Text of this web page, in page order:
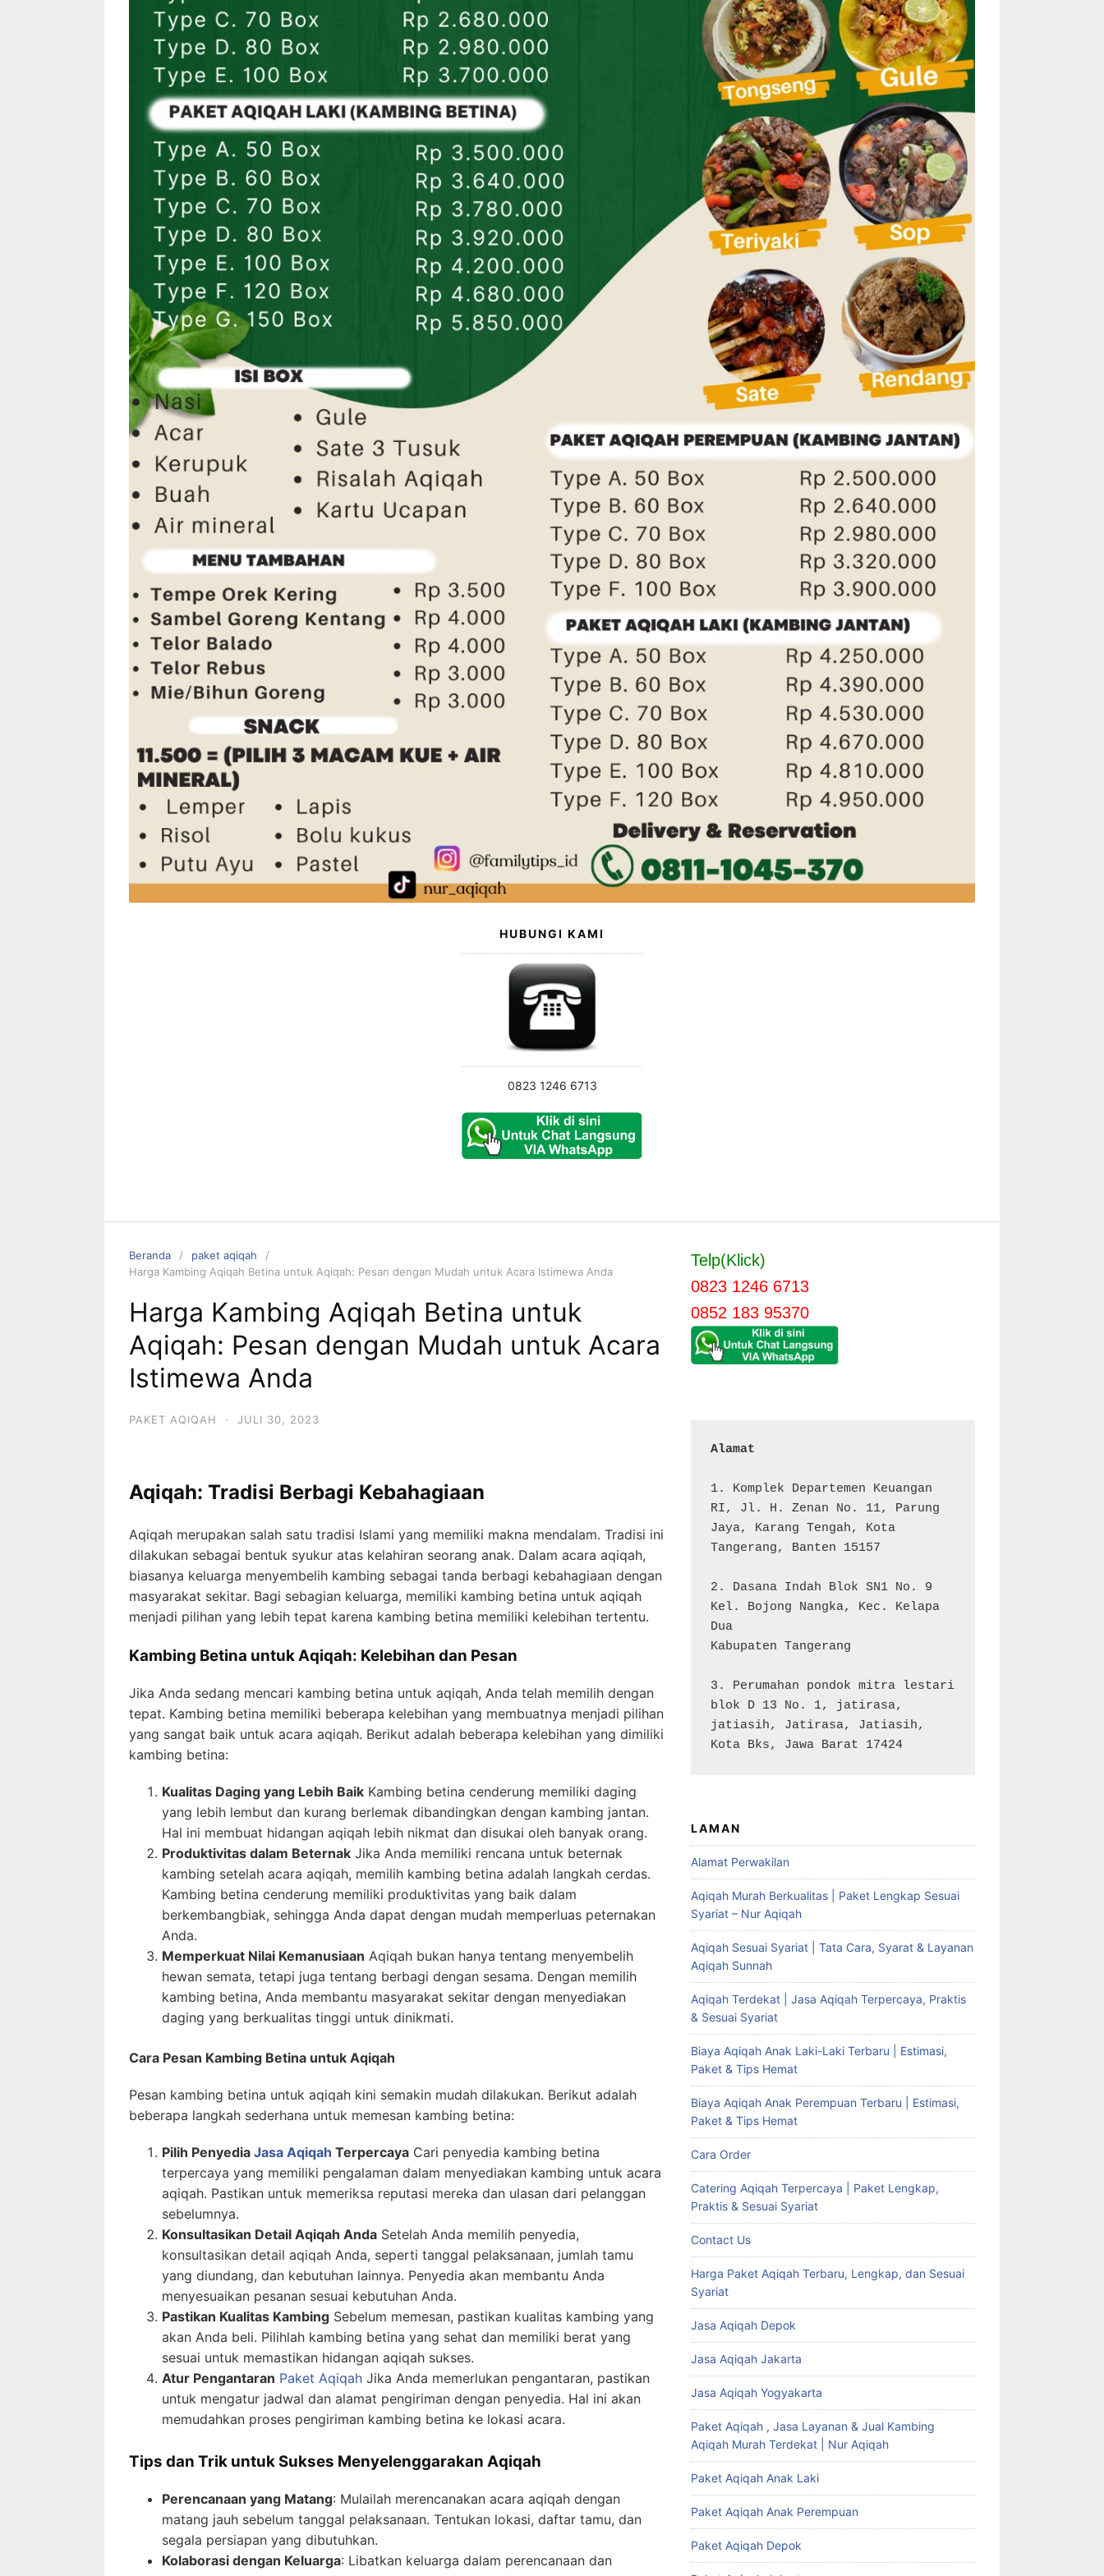
HUBUNGI KAMI
0823 1246 6713
Beranda
paket aqiqah
Harga Kambing Aqiqah Betina untuk Aqiqah: Pesan dengan Mudah untuk Acara Istimewa Anda
Harga Kambing Aqiqah Betina untuk
Aqiqah: Pesan dengan Mudah untuk Acara
Istimewa Anda
PAKET AQIQAH · JULI 30, 2023
Aqiqah: Tradisi Berbagi Kebahagiaan
Aqiqah merupakan salah satu tradisi Islami yang memiliki makna mendalam. Tradisi ini
dilakukan sebagai bentuk syukur atas kelahiran seorang anak. Dalam acara aqiqah,
biasanya keluarga menyembelih kambing sebagai tanda berbagi kebahagiaan dengan
masyarakat sekitar. Bagi sebagian keluarga, memiliki kambing betina untuk aqiqah
menjadi pilihan yang lebih tepat karena kambing betina memiliki kelebihan tertentu.
Kambing Betina untuk Aqiqah: Kelebihan dan Pesan
Jika Anda sedang mencari kambing betina untuk aqiqah, Anda telah memilih dengan
tepat. Kambing betina memiliki beberapa kelebihan yang membuatnya menjadi pilihan
yang sangat baik untuk acara aqiqah. Berikut adalah beberapa kelebihan yang dimiliki
kambing betina:
Kualitas Daging yang Lebih Baik Kambing betina cenderung memiliki daging
yang lebih lembut dan kurang berlemak dibandingkan dengan kambing jantan.
Hal ini membuat hidangan aqiqah lebih nikmat dan disukai oleh banyak orang.
Produktivitas dalam Beternak Jika Anda memiliki rencana untuk beternak
kambing setelah acara aqiqah, memilih kambing betina adalah langkah cerdas.
Kambing betina cenderung memiliki produktivitas yang baik dalam
berkembangbiak, sehingga Anda dapat dengan mudah memperluas peternakan
Anda.
Memperkuat Nilai Kemanusiaan Aqiqah bukan hanya tentang menyembelih
hewan semata, tetapi juga tentang berbagi dengan sesama. Dengan memilih
kambing betina, Anda membantu masyarakat sekitar dengan menyediakan
daging yang berkualitas tinggi untuk dinikmati.
Cara Pesan Kambing Betina untuk Aqiqah
Pesan kambing betina untuk aqiqah kini semakin mudah dilakukan. Berikut adalah
beberapa langkah sederhana untuk memesan kambing betina:
Pilih Penyedia Jasa Aqiqah Terpercaya Cari penyedia kambing betina
terpercaya yang memiliki pengalaman dalam menyediakan kambing untuk acara
aqiqah. Pastikan untuk memeriksa reputasi mereka dan ulasan dari pelanggan
sebelumnya.
Konsultasikan Detail Aqiqah Anda Setelah Anda memilih penyedia,
konsultasikan detail aqiqah Anda, seperti tanggal pelaksanaan, jumlah tamu
yang diundang, dan kebutuhan lainnya. Penyedia akan membantu Anda
menyesuaikan pesanan sesuai kebutuhan Anda.
Pastikan Kualitas Kambing Sebelum memesan, pastikan kualitas kambing yang
akan Anda beli. Pilihlah kambing betina yang sehat dan memiliki berat yang
sesuai untuk memastikan hidangan aqiqah sukses.
Atur Pengantaran Paket Aqiqah Jika Anda memerlukan pengantaran, pastikan
untuk mengatur jadwal dan alamat pengiriman dengan penyedia. Hal ini akan
memudahkan proses pengiriman kambing betina ke lokasi acara.
Tips dan Trik untuk Sukses Menyelenggarakan Aqiqah
Perencanaan yang Matang: Mulailah merencanakan acara aqiqah dengan
matang jauh sebelum tanggal pelaksanaan. Tentukan lokasi, daftar tamu, dan
segala persiapan yang dibutuhkan.
Kolaborasi dengan Keluarga: Libatkan keluarga dalam perencanaan dan
Telp(Klick)
0823 1246 6713
0852 183 95370
Alamat
1. Komplek Departemen Keuangan
RI, Jl. H. Zenan No. 11, Parung
Jaya, Karang Tengah, Kota
Tangerang, Banten 15157
2. Dasana Indah Blok SN1 No. 9
Kel. Bojong Nangka, Kec. Kelapa
Dua
Kabupaten Tangerang
3. Perumahan pondok mitra lestari
blok D 13 No. 1, jatirasa,
jatiasih, Jatirasa, Jatiasih,
Kota Bks, Jawa Barat 17424
LAMAN
Alamat Perwakilan
Aqiqah Murah Berkualitas | Paket Lengkap Sesuai
Syariat – Nur Aqiqah
Aqiqah Sesuai Syariat | Tata Cara, Syarat & Layanan
Aqiqah Sunnah
Aqiqah Terdekat | Jasa Aqiqah Terpercaya, Praktis
& Sesuai Syariat
Biaya Aqiqah Anak Laki-Laki Terbaru | Estimasi,
Paket & Tips Hemat
Biaya Aqiqah Anak Perempuan Terbaru | Estimasi,
Paket & Tips Hemat
Cara Order
Catering Aqiqah Terpercaya | Paket Lengkap,
Praktis & Sesuai Syariat
Contact Us
Harga Paket Aqiqah Terbaru, Lengkap, dan Sesuai
Syariat
Jasa Aqiqah Depok
Jasa Aqiqah Jakarta
Jasa Aqiqah Yogyakarta
Paket Aqiqah , Jasa Layanan & Jual Kambing
Aqiqah Murah Terdekat | Nur Aqiqah
Paket Aqiqah Anak Laki
Paket Aqiqah Anak Perempuan
Paket Aqiqah Depok